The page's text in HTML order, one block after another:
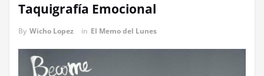
Taquigrafía Emocional
By Wicho Lopez in El Memo del Lunes